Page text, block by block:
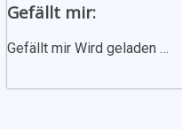
Gefällt mir:
Gefällt mir Wird geladen …